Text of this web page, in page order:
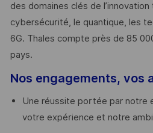
des domaines clés de l’innovation
cybersécurité, le quantique, les
6G. Thales compte près de 85
pays. ​
Nos engagements, vos
Une réussite portée par notre
votre expérience et notre